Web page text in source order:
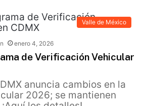
Valle de México
enero 4, 2026
de Verificación Vehicular
anuncia cambios en la
2026; se mantienen